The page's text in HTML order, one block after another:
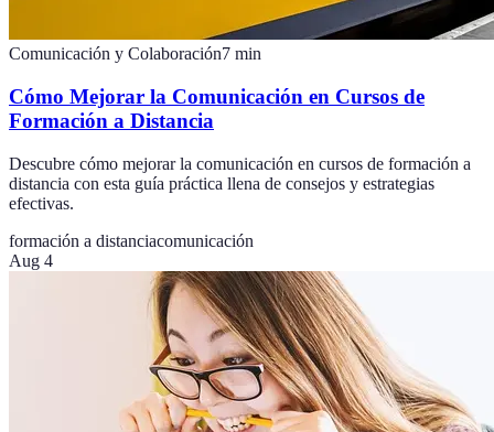
Comunicación y Colaboración7 min
Cómo Mejorar la Comunicación en Cursos de
Formación a Distancia
Descubre cómo mejorar la comunicación en cursos de formación a
distancia con esta guía práctica llena de consejos y estrategias
efectivas.
formación a distanciacomunicación
Aug 4